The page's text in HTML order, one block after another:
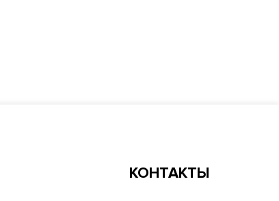
КОНТАКТЫ